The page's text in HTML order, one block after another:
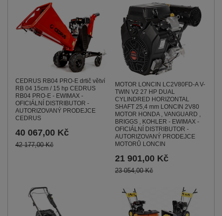
CEDRUS RB04 PRO-E drtič větví
RB 04 15cm / 15 hp CEDRUS
RB04 PRO-E - EWIMAX -
OFICIÁLNÍ DISTRIBUTOR -
AUTORIZOVANÝ PRODEJCE
CEDRUS
40 067,00 Kč
42 177,00 Kč
MOTOR LONCIN LC2V80FD-A V-
TWIN V2 27 HP DUAL
CYLINDRED HORIZONTAL
SHAFT 25,4 mm LONCIN 2V80
MOTOR HONDA , VANGUARD ,
BRIGGS , KOHLER - EWIMAX -
OFICIÁLNÍ DISTRIBUTOR -
AUTORIZOVANÝ PRODEJCE
MOTORŮ LONCIN
21 901,00 Kč
23 054,00 Kč